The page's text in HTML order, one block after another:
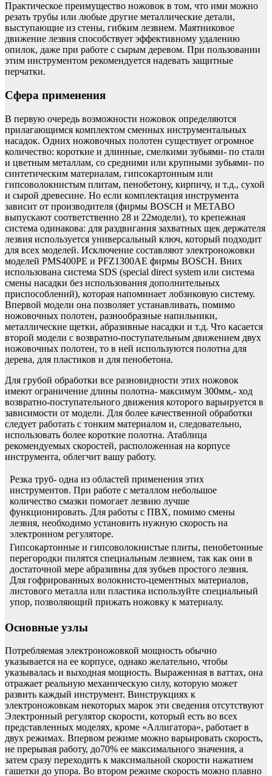
Практическое преимущество ножовок в том, что ими можно
резать трубы или любые другие металлические детали,
выступающие из стены, гибким лезвием. Маятниковое
движение лезвия способствует эффективному удалению
опилок, даже при работе с сырым деревом. При пользовании
этим инструментом рекомендуется надевать защитные
перчатки.
Сфера применения
В первую очередь возможности ножовок определяются
прилагающимся комплектом сменных инструментальных
насадок. Одних ножовочных полотен существует огромное
количество: короткие и длинные, смелкими зубьями- по стали
и цветным металлам, со средними или крупными зубьями- по
синтетическим материалам, гипсокартонным или
гипсоволокнистым плитам, пенобетону, кирпичу, и т.д., сухой
и сырой древесине. Но если комплектация инструмента
зависит от производителя (фирмы BOSCH и METABO
выпускают соответственно 28 и 22модели), то крепежная
система одинакова: для раздвигания захватных щек держателя
лезвия используется универсальный ключ, который подходит
для всех моделей. Исключение составляют электроножовки
моделей PMS400PE и PFZ1300AE фирмы BOSCH. Вних
использована система SDS (special direct system или система
смены насадки без использования дополнительных
приспособлений), которая напоминает лобзиковую систему.
Впервой модели она позволяет устанавливать, помимо
ножовочных полотен, разнообразные напильники,
металлические щетки, абразивные насадки и т.д. Что касается
второй модели с возвратно-поступательным движением двух
ножовочных полотен, то в ней используются полотна для
дерева, для пластиков и для пенобетона.
Для грубой обработки все разновидности этих ножовок
имеют ограничение длины полотна- максимум 300мм,- ход
возвратно-поступательного движения которого варьируется в
зависимости от модели. Для более качественной обработки
следует работать с тонким материалом и, следовательно,
использовать более короткие полотна. Атаблица
рекомендуемых скоростей, расположенная на корпусе
инструмента, облегчит вашу работу.
Резка труб- одна из областей применения этих
инструментов. При работе с металлом небольшое
количество смазки помогает лезвию лучше
функционировать. Для работы с ПВХ, помимо смены
лезвия, необходимо установить нужную скорость на
электронном регуляторе.
Гипсокартонные и гипсоволокнистые плиты, пенобетонные
перегородки пилятся специальным лезвием, так как они в
достаточной мере абразивны для зубьев простого лезвия.
Для гофрированных волокнисто-цементных материалов,
листового металла или пластика используйте специальный
упор, позволяющий прижать ножовку к материалу.
Основные узлы
Потребляемая электроножовкой мощность обычно
указывается на ее корпусе, однако желательно, чтобы
указывалась и выходная мощность. Выраженная в ваттах, она
отражает реальную механическую силу, которую может
развить каждый инструмент. Винструкциях к
электроножовкам некоторых марок эти сведения отсутствуют
Электронный регулятор скорости, который есть во всех
представленных моделях, кроме «Аллигатора», работает в
двух режимах. Впервом режиме можно варьировать скорость,
не прерывая работу, до70% ее максимального значения, а
затем сразу переходить к максимальной скорости нажатием
гашетки до упора. Во втором режиме скорость можно плавно